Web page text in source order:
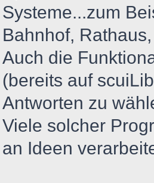
Systeme...zum
Bahnhof,
Auch die
(bereits auf
Antworten zu
Viele solcher
an Ideen